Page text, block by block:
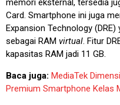
memori eksternal, tersedia
Card. Smartphone ini juga
Expansion Technology
sebagai RAM virtual. Fitur
kapasitas RAM jadi 11 GB.
Baca juga: MediaTek
Premium Smartphone Kelas